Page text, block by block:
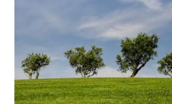
PROMOCJI
KONTA
360
MILLENIUM!